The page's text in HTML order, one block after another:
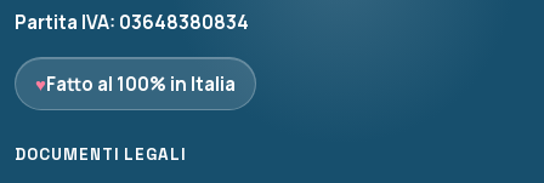
Partita IVA: 03648380834
♥Fatto al 100% in Italia
DOCUMENTI LEGALI